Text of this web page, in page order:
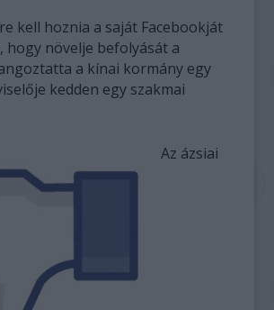
kell hoznia a saját Facebookját
hogy növelje befolyását a
a kínai kormány egy
kedden egy szakmai
Az ázsiai